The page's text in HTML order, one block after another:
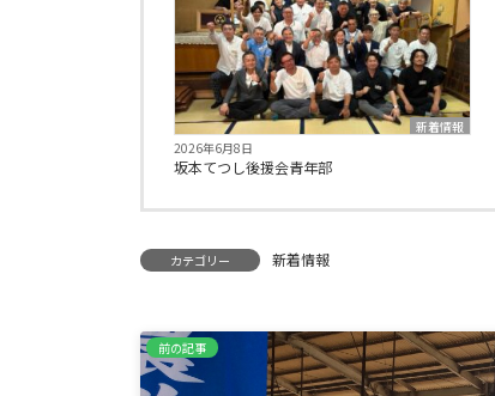
新着情報
2026年6月8日
坂本てつし後援会青年部
カテゴリー 新着情報
前の記事